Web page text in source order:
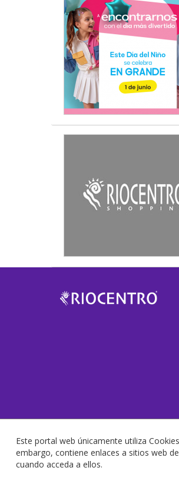
Este portal web únicamente utiliza
embargo, contiene enlaces a sitios web
cuando acceda a ellos.